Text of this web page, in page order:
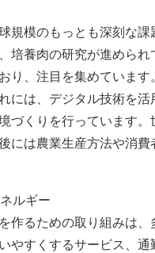
規模のもっとも深刻な
培養肉の研究が進めら
り、注目を集めていま
には、デジタル技術を
づくりを行っています
には農業生産方法や消
ルギー
作るための取り組みは
やすくするサービス、